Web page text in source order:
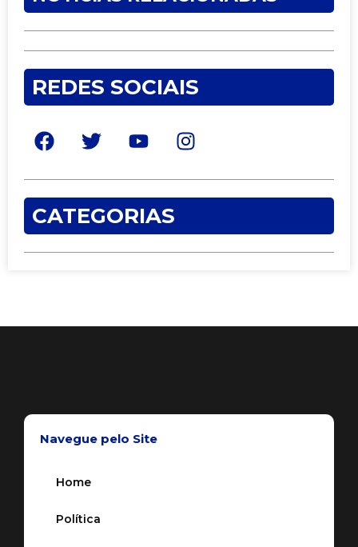
REDES SOCIAIS
CATEGORIAS
Navegue pelo Site
Home
Política